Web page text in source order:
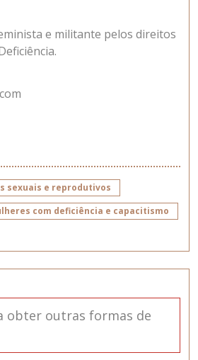
e militante pelos direitos
sexuais e reprodutivos
com deficiência e capacitismo
obter outras formas de